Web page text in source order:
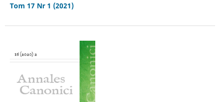
Tom 17 Nr 1 (2021)